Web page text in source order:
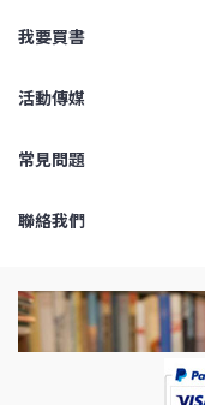
我要買書
活動傳媒
常見問題
聯絡我們